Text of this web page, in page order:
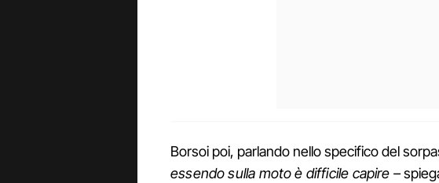
Borsoi poi, parlando nello specifico del
essendo sulla moto è difficile capire –